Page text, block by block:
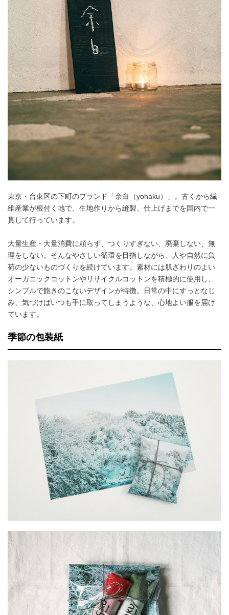
東京・台東区の下町のブランド「余白（yohaku）」。古くから繊
維産業が根付く地で、生地作りから縫製、仕上げまでを国内で一
貫して行っています。
大量生産・大量消費に頼らず、つくりすぎない、廃棄しない、無
理をしない。そんなやさしい循環を目指しながら、人や自然に負
荷の少ないものづくりを続けています。素材には肌ざわりのよい
オーガニックコットンやリサイクルコットンを積極的に使用し、
シンプルで飽きのこないデザインが特徴。日常の中にすっとなじ
み、気づけばいつも手に取ってしまうような、心地よい服を届け
ています。
季節の包装紙